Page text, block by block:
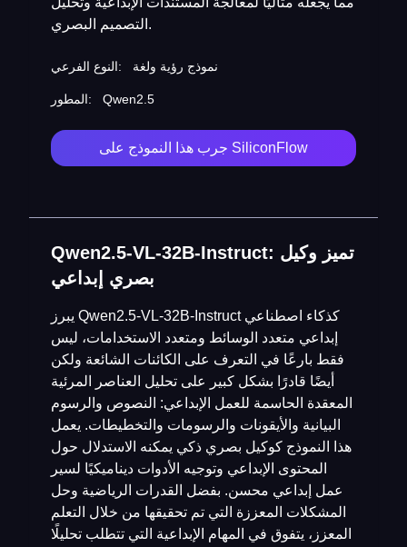
التصميم البصري.
النوع الفرعي: نموذج رؤية ولغة
المطور: Qwen2.5
جرب هذا النموذج على SiliconFlow
Qwen2.5-VL-32B-Instruct: تميز وكيل
بصري إبداعي
يبرز Qwen2.5-VL-32B-Instruct كذكاء اصطناعي
إبداعي متعدد الوسائط ومتعدد الاستخدامات، ليس
فقط بارعًا في التعرف على الكائنات الشائعة ولكن
أيضًا قادرًا بشكل كبير على تحليل العناصر المرئية
المعقدة الحاسمة للعمل الإبداعي: النصوص والرسوم
البيانية والأيقونات والرسومات والتخطيطات. يعمل
هذا النموذج كوكيل بصري ذكي يمكنه الاستدلال حول
المحتوى الإبداعي وتوجيه الأدوات ديناميكيًا لسير
عمل إبداعي محسن. بفضل القدرات الرياضية وحل
المشكلات المعززة التي تم تحقيقها من خلال التعلم
المعزز، يتفوق في المهام الإبداعية التي تتطلب تحليلًا